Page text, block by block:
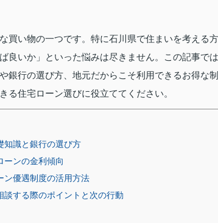
買い物の一つです。特に石川県で住まいを考える
良いか」といった悩みは尽きません。この記事で
銀行の選び方、地元だからこそ利用できるお得な
る住宅ローン選びに役立ててください。
知識と銀行の選び方
ーンの金利傾向
ン優遇制度の活用方法
談する際のポイントと次の行動